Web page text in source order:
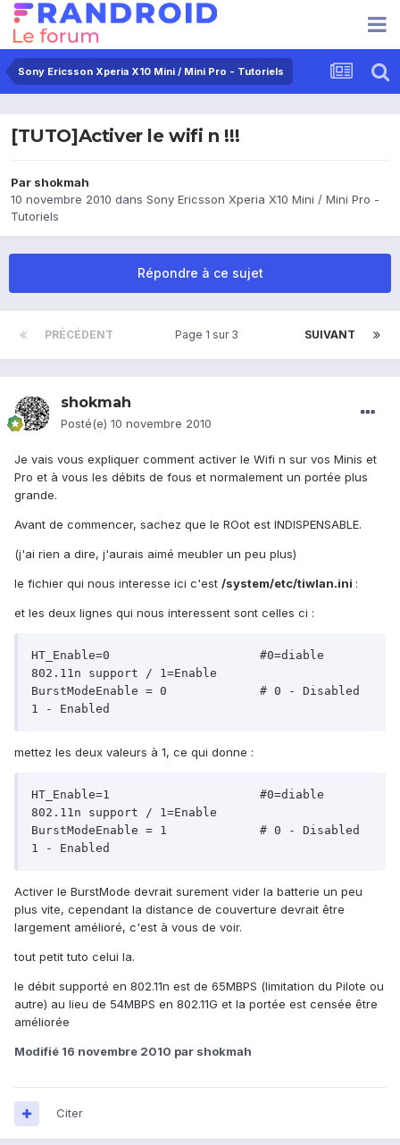
Sony Ericsson Xperia X10 Mini / Mini Pro - Tutoriels
[TUTO]Activer le wifi n !!!
Par shokmah
10 novembre 2010 dans Sony Ericsson Xperia X10 Mini / Mini Pro -
Tutoriels
Répondre à ce sujet
PRÉCÉDENT SUIVANT
Page 1 sur 3
shokmah
Posté(e) 10 novembre 2010
Je vais vous expliquer comment activer le Wifi n sur vos Minis et
Pro et à vous les débits de fous et normalement un portée plus
grande.
Avant de commencer, sachez que le ROot est INDISPENSABLE.
(j'ai rien a dire, j'aurais aimé meubler un peu plus)
le fichier qui nous interesse ici c'est /system/etc/tiwlan.ini :
et les deux lignes qui nous interessent sont celles ci :
HT_Enable=0                     #0=diable
802.11n support / 1=Enable
BurstModeEnable = 0             # 0 - Disabled
1 - Enabled
mettez les deux valeurs à 1, ce qui donne :
HT_Enable=1                     #0=diable
802.11n support / 1=Enable
BurstModeEnable = 1             # 0 - Disabled
1 - Enabled
Activer le BurstMode devrait surement vider la batterie un peu
plus vite, cependant la distance de couverture devrait être
largement amélioré, c'est à vous de voir.
tout petit tuto celui la.
le débit supporté en 802.11n est de 65MBPS (limitation du Pilote ou
autre) au lieu de 54MBPS en 802.11G et la portée est censée être
améliorée
Modifié 16 novembre 2010 par shokmah
Citer